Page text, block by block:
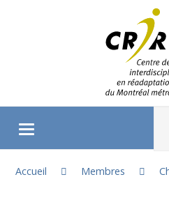
Aller directement au
Ouvrir/fermer le menu
À propos
Accueil
Membres